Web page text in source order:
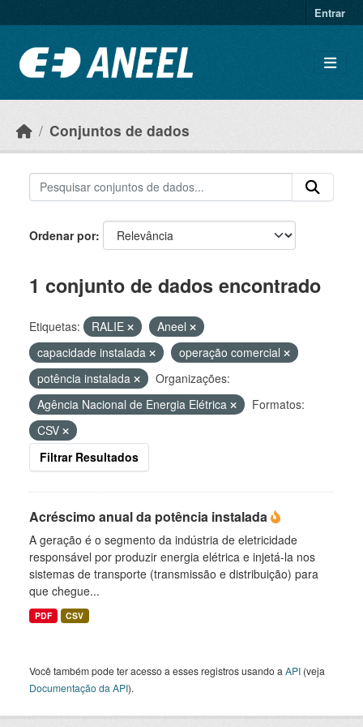
Entrar
Conjuntos de dados
Ordenar por
1 conjunto de dados encontrado
Etiquetas: RALIE
Aneel
capacidade instalada
operação comercial
potência instalada
Organizações:
Agência Nacional de Energia Elétrica
Formatos:
CSV
Filtrar Resultados
Acréscimo anual da potência instalada
A geração é o segmento da indústria de eletricidade
responsável por produzir energia elétrica e injetá-la nos
sistemas de transporte (transmissão e distribuição) para
que chegue...
PDF CSV
Você também pode ter acesso a esses registros usando a API (veja
Documentação da API).